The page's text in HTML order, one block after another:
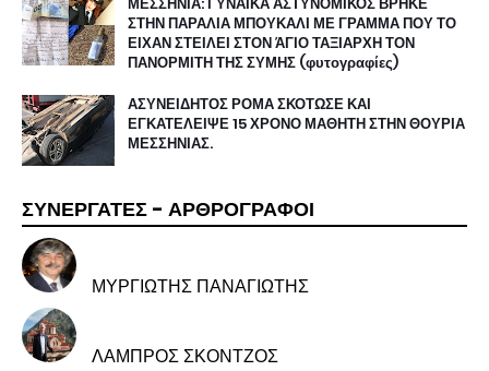
ΣΤΗΝ ΠΑΡΑΛΙΑ ΜΠΟΥΚΑΛΙ ΜΕ ΓΡΑΜΜΑ ΠΟΥ ΤΟ
ΕΙΧΑΝ ΣΤΕΙΛΕΙ ΣΤΟΝ ΆΓΙΟ ΤΑΞΙΑΡΧΗ ΤΟΝ
ΠΑΝΟΡΜΙΤΗ ΤΗΣ ΣΥΜΗΣ (φυτογραφίες)
ΑΣΥΝΕΙΔΗΤΟΣ ΡΟΜΑ ΣΚΟΤΩΣΕ ΚΑΙ
ΕΓΚΑΤΕΛΕΙΨΕ 15 ΧΡΟΝΟ ΜΑΘΗΤΗ ΣΤΗΝ ΘΟΥΡΙΑ
ΜΕΣΣΗΝΙΑΣ.
ΣΥΝΕΡΓΑΤΕΣ - ΑΡΘΡΟΓΡΑΦΟΙ
ΜΥΡΓΙΩΤΗΣ ΠΑΝΑΓΙΩΤΗΣ
ΛΑΜΠΡΟΣ ΣΚΟΝΤΖΟΣ